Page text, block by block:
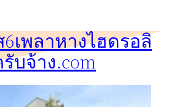
6เพลาหางไฮดรอลิ
บจ้าง.com